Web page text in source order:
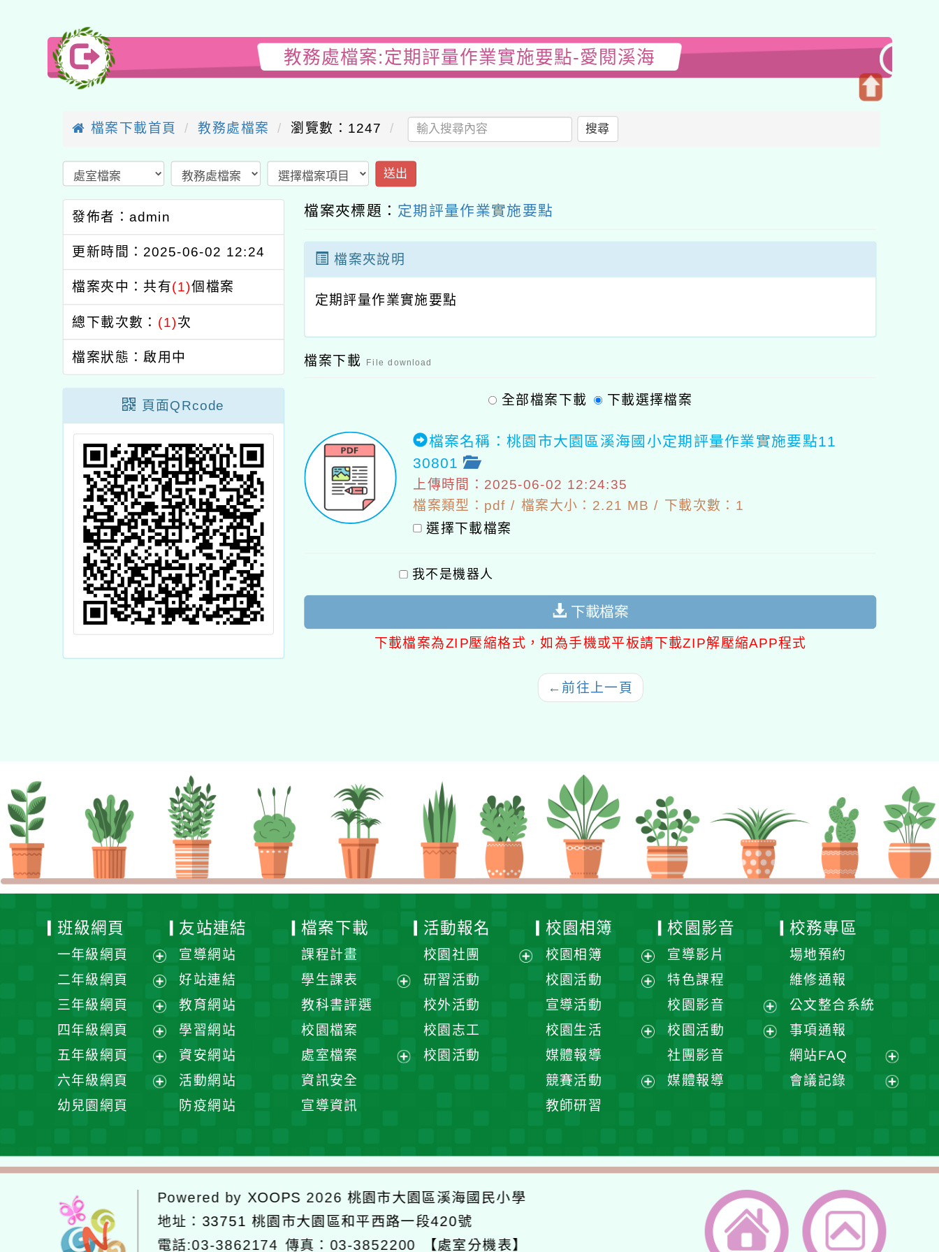
教務處檔案:定期評量作業實施要點-愛閱溪海
檔案下載首頁 教務處檔案 瀏覽數：1247 搜尋
送出
發佈者：admin
更新時間：2025-06-02 12:24
檔案夾中：共有(1)個檔案
總下載次數： (1)次
檔案狀態：啟用中
頁面QRcode
檔案夾標題： 定期評量作業實施要點
檔案夾說明
定期評量作業實施要點
檔案下載 File download
全部檔案下載 下載選擇檔案
檔案名稱：桃園市大園區溪海國小定期評量作業實施要點11
30801
上傳時間：2025-06-02 12:24:35
檔案類型：pdf / 檔案大小：2.21 MB / 下載次數：1
選擇下載檔案
我不是機器人
下載檔案
下載檔案為ZIP壓縮格式，如為手機或平板請下載ZIP解壓縮APP程式
← 前往上一頁
班級網頁
一年級網頁
展
選
單
二年級網頁
展
開
選
單
三年級網頁
展
開
選
單
四年級網頁
展
開
選
五年級網頁
展
開
六年級網頁
單
幼兒園網頁
友站連結
宣導網站
好站連結
教育網站
學習網站
資安網站
活動網站
防疫網站
檔案下載
課程計畫
學生課表
單
教科書評選
校園檔案
處室檔案
資訊安全
宣導資訊
活動報名
校園社團
研習活動
校外活動
校園志工
校園活動
校園相簿
校園相簿
展
單
校園活動
選
宣導活動
校園生活
選
媒體報導
競賽活動
單
教師研習
校園影音
宣導影片
特色課程
校園影音
展
開
校園活動
社團影音
媒體報導
校務專區
場地預約
維修通報
公文整合系統
事項通報
網站FAQ
展
開
會議記錄
單
Powered by XOOPS 2026桃園市大園區溪海國民小學
地址： 33751 桃園市大園區和平西路一段420號
電話:03-3862174 傳真：03-3852200 【處室分機表】